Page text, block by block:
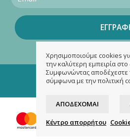
Copyright 2026 ©
Designed &
Χρησιμοποιούμε cookies
την καλύτερη εμπειρία στο
Συμφωνώντας αποδέχεστε
σύμφωνα με την πολιτική
ΑΠΟΔΈΧΟΜΑΙ
Κέντρο απορρήτου